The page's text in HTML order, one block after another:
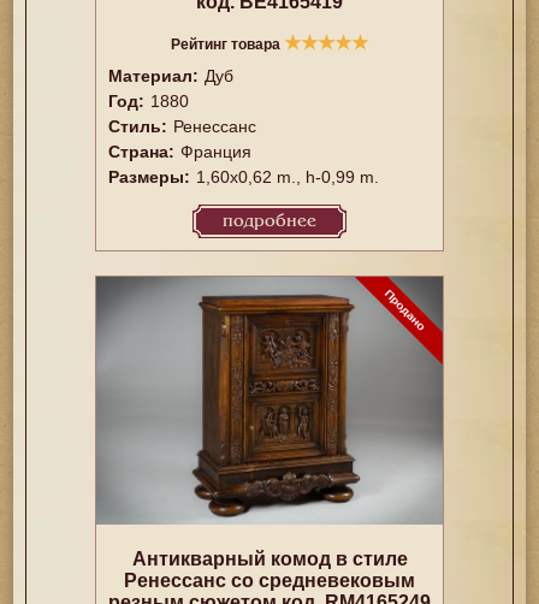
Рейтинг товара ★★★★★
Материал: Дуб
Год: 1880
Стиль: Ренессанс
Страна: Франция
Размеры: 1,60x0,62 m., h-0,99 m.
подробнее
Антикварный комод в стиле
Ренессанс со средневековым